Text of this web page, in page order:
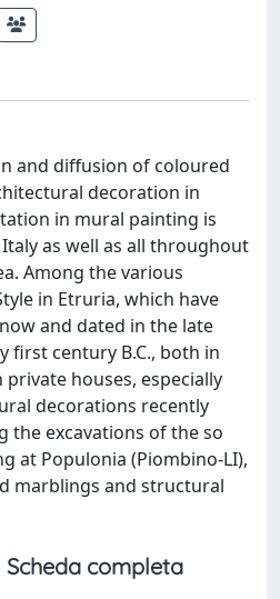
and diffusion of coloured
decoration in
in mural painting is
as well as all throughout
Among the various
in Etruria, which have
and dated in the late
first century B.C., both in
houses, especially
decorations recently
excavations of the so
at Populonia (Piombino-LI),
marblings and structural
Scheda completa